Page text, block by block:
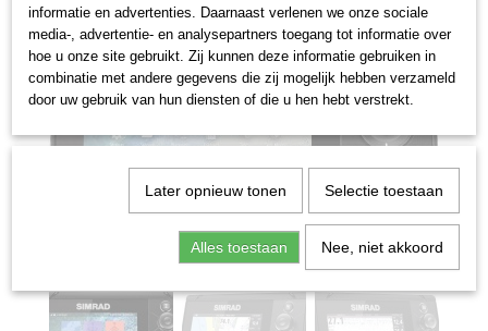
informatie en advertenties. Daarnaast verlenen we onze sociale
media-, advertentie- en analysepartners toegang tot informatie over
hoe u onze site gebruikt. Zij kunnen deze informatie gebruiken in
combinatie met andere gegevens die zij mogelijk hebben verzameld
door uw gebruik van hun diensten of die u hen hebt verstrekt.
Later opnieuw tonen Selectie toestaan
Alles toestaan Nee, niet akkoord